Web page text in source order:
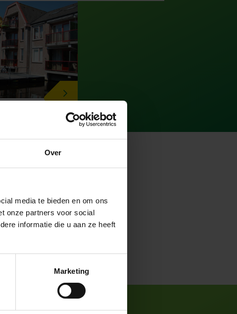
Over
media te bieden en om ons
onze partners voor social
informatie die u aan ze heeft
Marketing
in, wij
Bel dan